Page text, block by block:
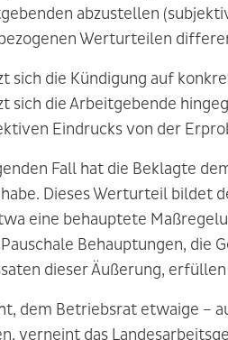
abzustellen
Werturteilen
sich die Kündigung auf
sich die Arbeitgebende
Eindrucks von der
Fall hat die Beklagte
Dieses Werturteil bildet
eine behauptete
Behauptungen, die
dieser Äußerung,
dem Betriebsrat etwaige –
verneint das